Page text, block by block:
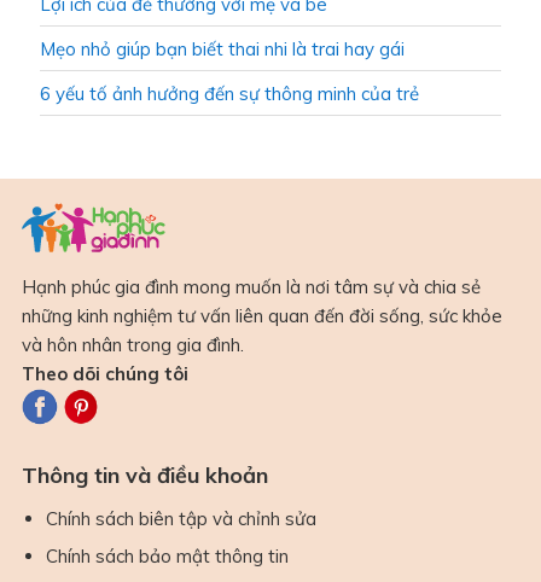
Lợi ích của đẻ thường với mẹ và bé
Mẹo nhỏ giúp bạn biết thai nhi là trai hay gái
6 yếu tố ảnh hưởng đến sự thông minh của trẻ
Hạnh phúc gia đình mong muốn là nơi tâm sự và chia sẻ
những kinh nghiệm tư vấn liên quan đến đời sống, sức khỏe
và hôn nhân trong gia đình.
Theo dõi chúng tôi
Thông tin và điều khoản
Chính sách biên tập và chỉnh sửa
Chính sách bảo mật thông tin